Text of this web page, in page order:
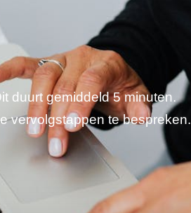
duurt gemiddeld 5 minuten.
vervolgstappen te bespreken.